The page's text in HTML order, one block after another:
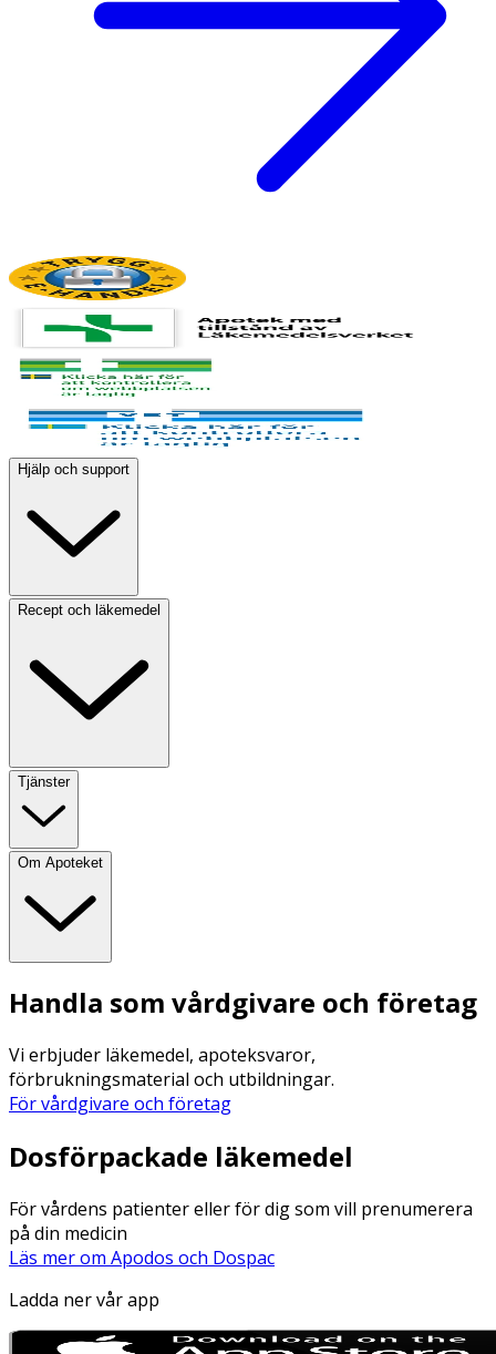
Hjälp och support
Recept och läkemedel
Tjänster
Om Apoteket
Handla som vårdgivare och företag
Vi erbjuder läkemedel, apoteksvaror,
förbrukningsmaterial och utbildningar.
För vårdgivare och företag
Dosförpackade läkemedel
För vårdens patienter eller för dig som vill prenumerera
på din medicin
Läs mer om Apodos och Dospac
Ladda ner vår app